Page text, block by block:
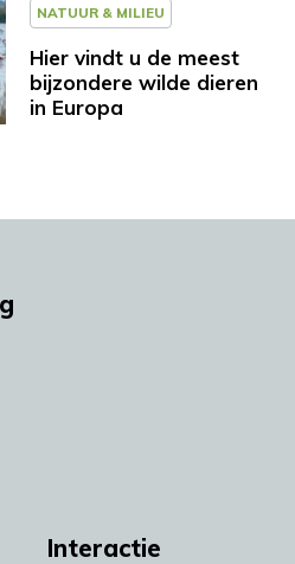
NATUUR & MILIEU
Hier vindt u de meest
bijzondere wilde dieren
in Europa
Interactie